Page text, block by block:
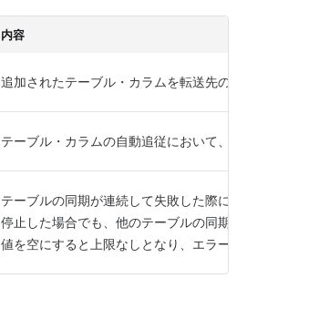
内容
追加されたテーブル・カラムを転送先のテーブルに自
テーブル・カラムの自動追従において、ジョブ実行時
テーブルの同期が連続して失敗した際に、該当テーブ
停止した場合でも、他のテーブルの同期は継続されま
値を空にすると上限なしとなり、エラーが発生しても